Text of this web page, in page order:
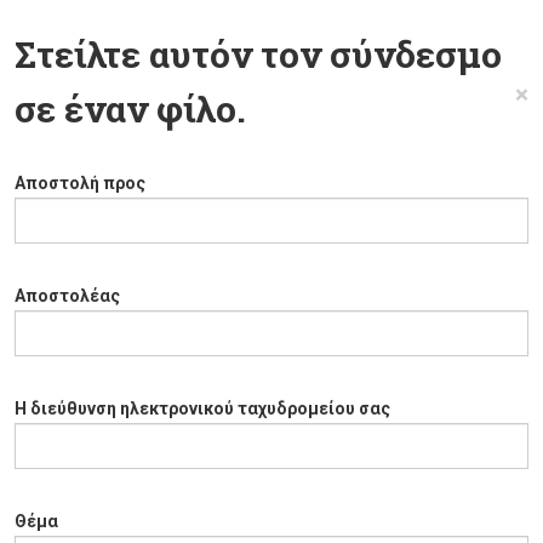
Στείλτε αυτόν τον σύνδεσμο
σε έναν φίλο.
×
Αποστολή προς
Αποστολέας
Η διεύθυνση ηλεκτρονικού ταχυδρομείου σας
Θέμα